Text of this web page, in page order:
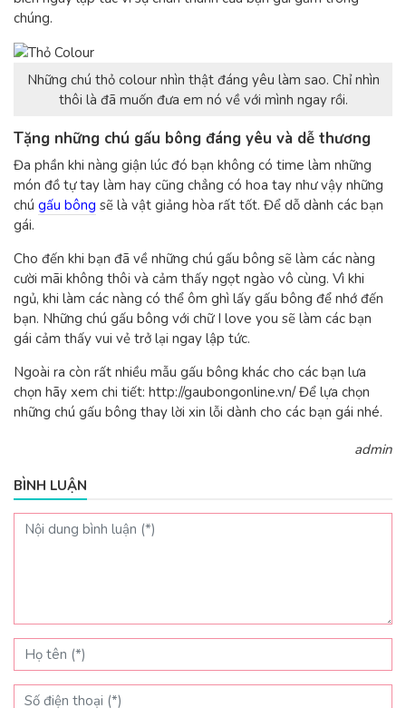
chúng.
Những chú thỏ colour nhìn thật đáng yêu làm sao. Chỉ nhìn
thôi là đã muốn đưa em nó về với mình ngay rồi.
Tặng những chú gấu bông đáng yêu và dễ thương
Đa phần khi nàng giận lúc đó bạn không có time làm những
món đồ tự tay làm hay cũng chẳng có hoa tay như vậy những
chú gấu bông sẽ là vật giảng hòa rất tốt. Để dỗ dành các bạn
gái.
Cho đến khi bạn đã về những chú gấu bông sẽ làm các nàng
cười mãi không thôi và cảm thấy ngọt ngào vô cùng. Vì khi
ngủ, khi làm các nàng có thể ôm ghì lấy gấu bông để nhớ đến
bạn. Những chú gấu bông với chữ I love you sẽ làm các bạn
gái cảm thấy vui vẻ trở lại ngay lập tức.
Ngoài ra còn rất nhiều mẫu gấu bông khác cho các bạn lưa
chọn hãy xem chi tiết: http://gaubongonline.vn/ Để lựa chọn
những chú gấu bông thay lời xin lỗi dành cho các bạn gái nhé.
admin
BÌNH LUẬN